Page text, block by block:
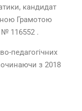
кандидат
Грамотою
№ 116552 .
педагогічних
з 2018